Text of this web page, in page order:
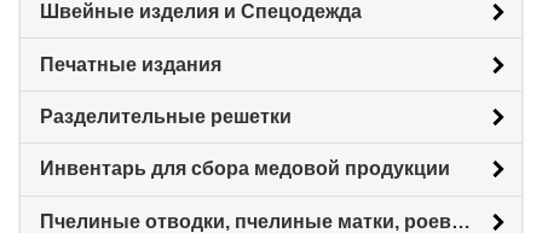
Швейные изделия и Спецодежда
Печатные издания
Разделительные решетки
Инвентарь для сбора медовой продукции
Пчелиные отводки, пчелиные матки, роевни